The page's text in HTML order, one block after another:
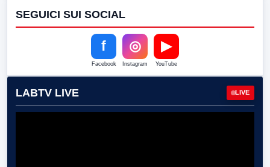
SEGUICI SUI SOCIAL
f
Facebook
◎
Instagram
▶
YouTube
LABTV LIVE LIVE